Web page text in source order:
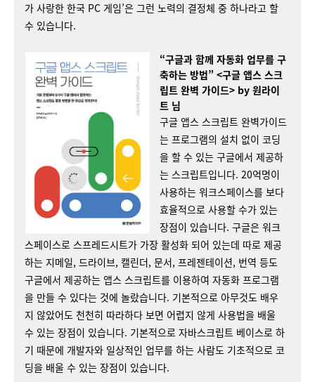
가 사랑한 한국 PC 게임’은 그런 노력의 결정체 중 하나라고 할
수 있습니다.
“구글과 함께 자동화 업무를 구
축하는 방법” <구글 앱스 스크
립트 완벽 가이드> by 원라이
트 님​
구글 앱스 스크립트 완벽가이드
는 프로그램의 설치 없이 코딩
을 할 수 있는 구글에서 제공하
는 스크립트입니다. 20억명이
사용하는 워크스페이스를 보다
효율적으로 사용할 수가 있는
장점이 있습니다. 구글은 워크
스페이스로 스프레드시트가 가장 활성화 되어 있는데 따로 제공
하는 지메일, 드라이브, 캘린더, 문서, 프레젠테이션, 번역 등도
구글에서 제공하는 앱스 스크립트를 이용하여 자동화 프로그램
을 만들 수 있다는 것에 놀랐습니다. 기본적으로 아무것도 배우
지 않았어도 천천히 따라하다 보면 어렵지 않게 사용법을 배울
수 있는 장점이 있습니다. 기본적으로 자바스크립트 베이스로 하
기 때문에 개발자와 일상적인 업무를 하는 사람도 기초적으로 코
딩을 배울 수 있는 장점이 있습니다.